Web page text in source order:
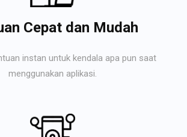
Cepat dan Mudah
instan untuk kendala apa pun saat
menggunakan aplikasi.